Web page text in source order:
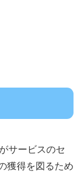
サービスのセ
獲得を図るため